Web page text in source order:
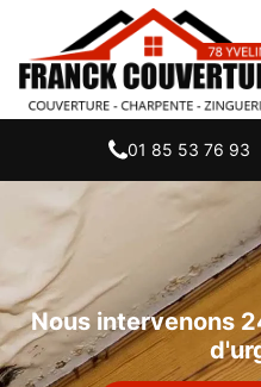
01 85 53 76 93
Nous intervenons